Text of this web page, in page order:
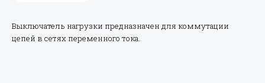
Выключатель нагрузки предназначен для коммутации
цепей в сетях переменного тока.